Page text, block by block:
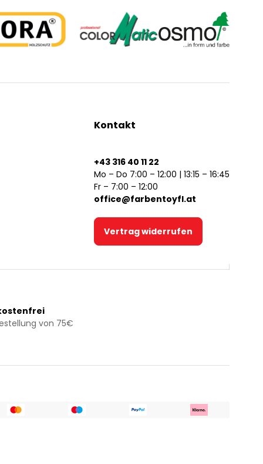
Kontakt
+43 316 40 11 22
Mo – Do 7:00 – 12:00 | 13:15 – 16:45
Fr – 7:00 – 12:00
office@farbentoyfl.at
Vertrag widerrufen
von 75€